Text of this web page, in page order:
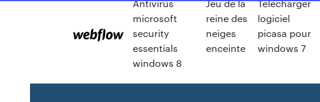
Antivirus
microsoft
security
essentials
windows 8
Jeu de la
reine des
neiges
enceinte
Telecharger
logiciel
picasa pour
windows 7